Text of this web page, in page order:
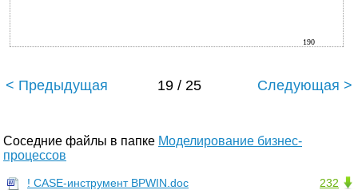
190
< Предыдущая 19 / 25 Следующая >
Соседние файлы в папке Моделирование бизнес-
процессов
232
! CASE-инструмент BPWIN.doc